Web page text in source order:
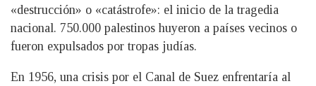
«destrucción» o «catástrofe»: el inicio de la tragedia
nacional. 750.000 palestinos huyeron a países vecinos o
fueron expulsados por tropas judías.
En 1956, una crisis por el Canal de Suez enfrentaría al